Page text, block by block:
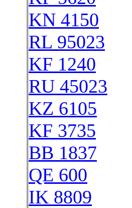
KN 4150
RL 95023
KF 1240
RU 45023
KZ 6105
KF 3735
BB 1837
QE 600
IK 8809